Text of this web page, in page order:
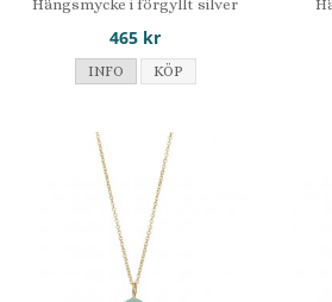
Hängsmycke i förgyllt silver
465 kr
INFO KÖP